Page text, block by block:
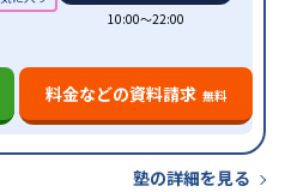
10:00〜22:00
料金などの資料請求 無料
塾の詳細を見る